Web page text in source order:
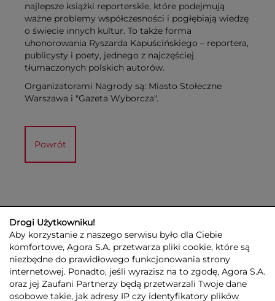
najlepsze książki reporterskie, które podejmują
ważne problemy współczesności i pogłębiają wiedzę
o świecie innych kultur. To także forma
uhonorowania Ryszarda Kapuścińskiego – reportera,
publicysty i poety, jednego z najczęściej
tłumaczonych polskich autorów.
Organizatorami Nagrody są: Miasto Stołeczne
Warszawa i "Gazeta Wyborcza".
Powrót
GRUPA AGORA DLA INWESTORÓW DLA MEDIÓW
REKLAMA
ESG
KONTAKT
Drogi Użytkowniku!
Aby korzystanie z naszego serwisu było dla Ciebie
komfortowe, Agora S.A. przetwarza pliki cookie, które są
niezbędne do prawidłowego funkcjonowania strony
internetowej. Ponadto, jeśli wyrazisz na to zgodę, Agora S.A.
oraz jej Zaufani Partnerzy będą przetwarzali Twoje dane
osobowe takie, jak adresy IP czy identyfikatory plików